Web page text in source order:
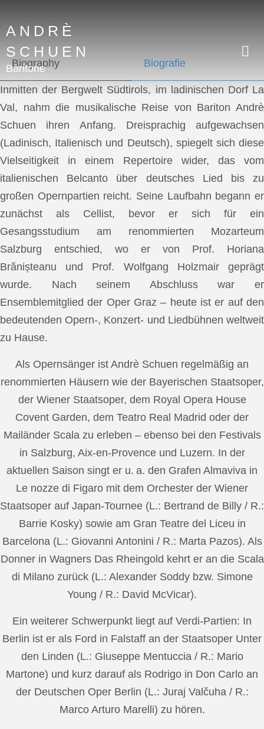
ANDRÈ
SCHUEN
Baritone
Biography Biografie
Inmitten der Bergwelt Südtirols, im ladinischen Dorf La
Val, nahm die musikalische Reise von Bariton Andrè
Schuen ihren Anfang. Dreisprachig aufgewachsen
(Ladinisch, Italienisch und Deutsch), spiegelt sich diese
Vielseitigkeit in einem Repertoire wider, das vom
italienischen Belcanto über deutsches Lied bis zu
großen Opernpartien reicht. Seine Laufbahn begann er
zunächst als Cellist, bevor er sich für ein
Gesangsstudium am renommierten Mozarteum
Salzburg entschied, wo er von Prof. Horiana
Brănișteanu und Prof. Wolfgang Holzmair geprägt
wurde. Nach seinem Abschluss war er
Ensemblemitglied der Oper Graz – heute ist er auf den
bedeutenden Opern-, Konzert- und Liedbühnen weltweit
zu Hause.
Als Opernsänger ist Andrè Schuen regelmäßig an
renommierten Häusern wie der Bayerischen Staatsoper,
der Wiener Staatsoper, dem Royal Opera House
Covent Garden, dem Teatro Real Madrid oder der
Mailänder Scala zu erleben – ebenso bei den Festivals
in Salzburg, Aix-en-Provence und Luzern. In der
aktuellen Saison singt er u. a. den Grafen Almaviva in
Le nozze di Figaro mit dem Orchester der Wiener
Staatsoper auf Japan-Tournee (L.: Bertrand de Billy / R.:
Barrie Kosky) sowie am Gran Teatre del Liceu in
Barcelona (L.: Giovanni Antonini / R.: Marta Pazos). Als
Donner in Wagners Das Rheingold kehrt er an die Scala
di Milano zurück (L.: Alexander Soddy bzw. Simone
Young / R.: David McVicar).
Ein weiterer Schwerpunkt liegt auf Verdi-Partien: In
Berlin ist er als Ford in Falstaff an der Staatsoper Unter
den Linden (L.: Giuseppe Mentuccia / R.: Mario
Martone) und kurz darauf als Rodrigo in Don Carlo an
der Deutschen Oper Berlin (L.: Juraj Valčuha / R.:
Marco Arturo Marelli) zu hören.